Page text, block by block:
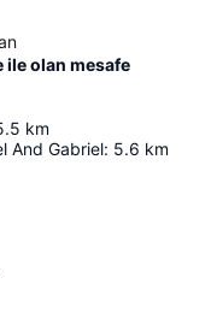
ile olan mesafe
km
And Gabriel: 5.6 km